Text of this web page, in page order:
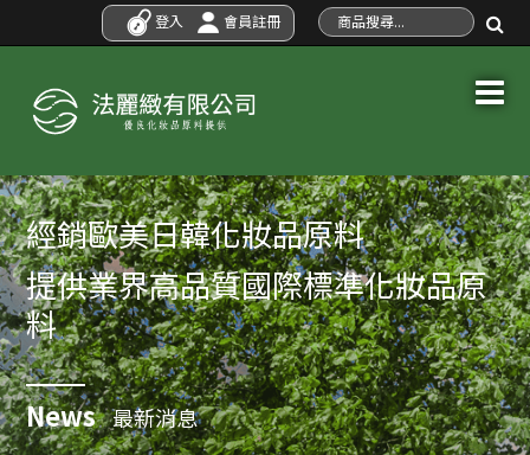
登入 會員註冊
經銷歐美日韓化妝品原料
提供業界高品質國際標準化妝品原
料
News 最新消息